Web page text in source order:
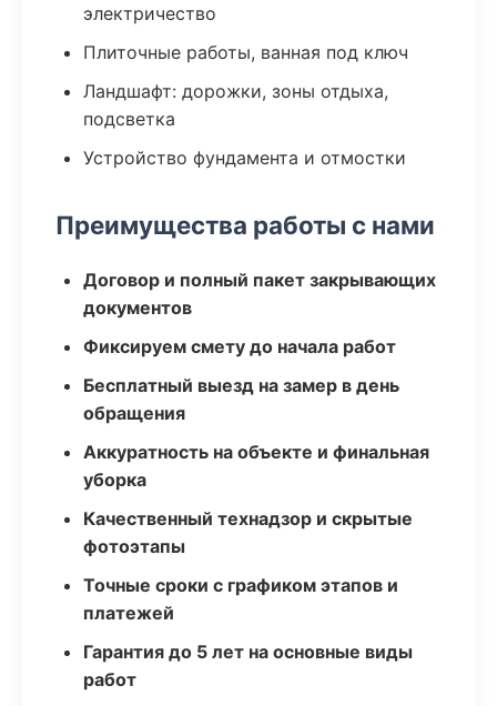
электричество
Плиточные работы, ванная под ключ
Ландшафт: дорожки, зоны отдыха,
подсветка
Устройство фундамента и отмостки
Преимущества работы с нами
Договор и полный пакет закрывающих
документов
Фиксируем смету до начала работ
Бесплатный выезд на замер в день
обращения
Аккуратность на объекте и финальная
уборка
Качественный технадзор и скрытые
фотоэтапы
Точные сроки с графиком этапов и
платежей
Гарантия до 5 лет на основные виды
работ